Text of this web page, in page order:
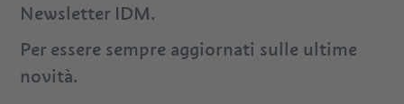
Newsletter IDM.
Per essere sempre aggiornati sulle ultime
novità.